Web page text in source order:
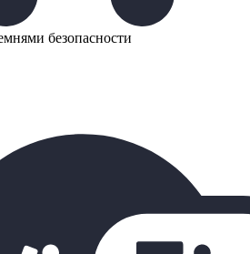
безопасности